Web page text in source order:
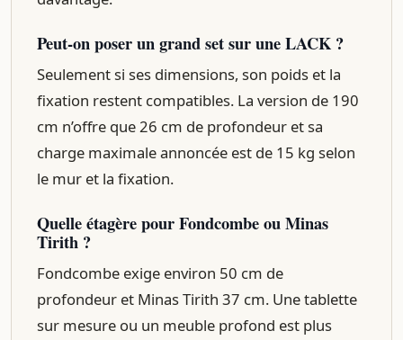
Peut-on poser un grand set sur une LACK ?
Seulement si ses dimensions, son poids et la
fixation restent compatibles. La version de 190
cm n’offre que 26 cm de profondeur et sa
charge maximale annoncée est de 15 kg selon
le mur et la fixation.
Quelle étagère pour Fondcombe ou Minas
Tirith ?
Fondcombe exige environ 50 cm de
profondeur et Minas Tirith 37 cm. Une tablette
sur mesure ou un meuble profond est plus